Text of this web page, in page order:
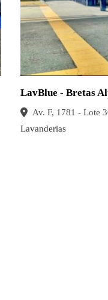
LavBlue - Bretas
Av. F, 1781 - Lote
Lavanderias